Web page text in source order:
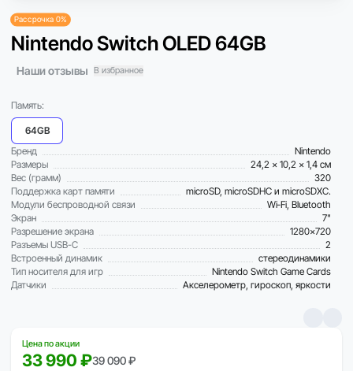
Nintendo Switch OLED 64GB
Наши отзывы В избранное
Рассрочка 0%
Память:
64GB
Бренд
Nintendo
Размеры
24,2 x 10,2 x 1,4 см
Вес (грамм)
320
Поддержка карт памяти
microSD, microSDHC и microSDXC.
Модули беспроводной связи
Wi‑Fi, Bluetooth
Экран
7"
Разрешение экрана
1280x720
Разъемы USB-C
2
Встроенный динамик
стереодинамики
Тип носителя для игр
Nintendo Switch Game Cards
Датчики
Акселерометр, гироскоп, яркости
Цена по акции
33 990 ₽39 090 ₽